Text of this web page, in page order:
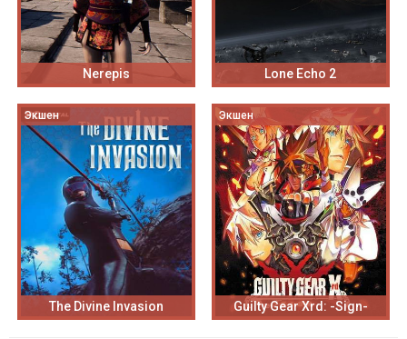
Nerepis Lone Echo 2
Экшен
The Divine Invasion
Экшен
Guilty Gear Xrd: -Sign-